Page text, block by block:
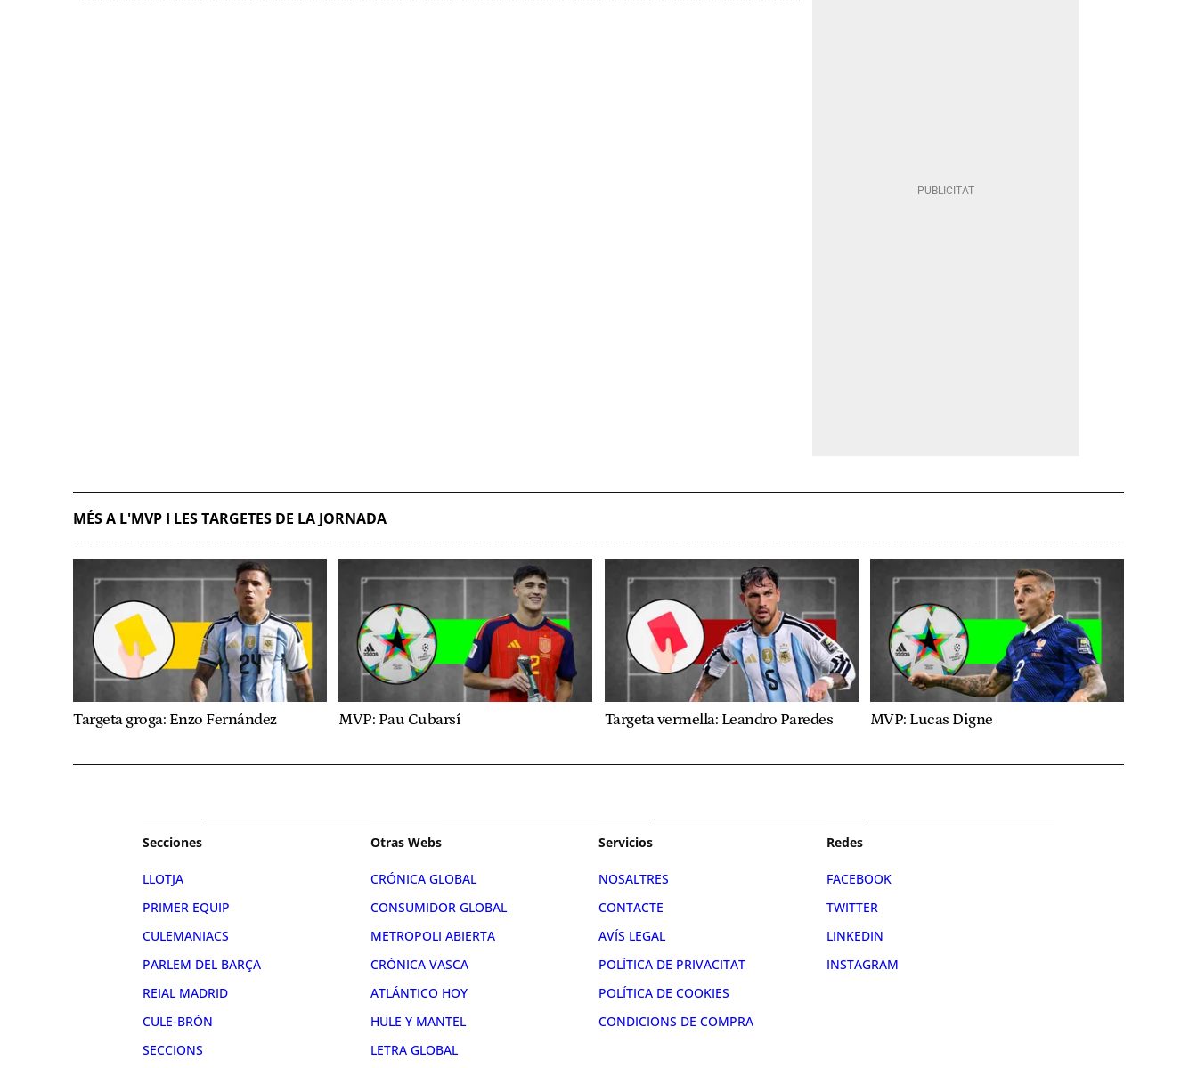
MÉS A L'MVP I LES TARGETES DE LA JORNADA
Targeta groga: Enzo Fernández MVP: Pau Cubarsí Targeta vermella: Leandro Paredes MVP: Lucas Digne
Secciones
LLOTJA
PRIMER EQUIP
CULEMANIACS
PARLEM DEL BARÇA
REIAL MADRID
CULE-BRÓN
SECCIONS
Otras Webs
CRÓNICA GLOBAL
CONSUMIDOR GLOBAL
METROPOLI ABIERTA
CRÓNICA VASCA
ATLÁNTICO HOY
HULE Y MANTEL
LETRA GLOBAL
Servicios
NOSALTRES
CONTACTE
AVÍS LEGAL
POLÍTICA DE PRIVACITAT
POLÍTICA DE COOKIES
CONDICIONS DE COMPRA
Redes
FACEBOOK
TWITTER
LINKEDIN
INSTAGRAM